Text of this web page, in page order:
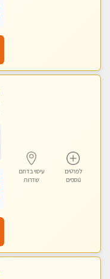
לפרטים
נוספים
עיסוי בדרום
שדרות